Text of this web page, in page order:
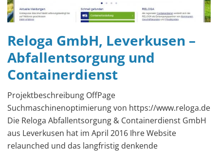
Reloga GmbH, Leverkusen –
Abfallentsorgung und
Containerdienst
Projektbeschreibung OffPage
Suchmaschinenoptimierung von https://www.reloga.de
Die Reloga Abfallentsorgung & Containerdienst GmbH
aus Leverkusen hat im April 2016 Ihre Website
relaunched und das langfristig denkende